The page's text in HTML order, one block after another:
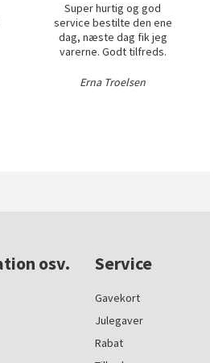
Super hurtig og god
service bestilte den ene
dag, næste dag fik jeg
varerne. Godt tilfreds.
Erna Troelsen
osv. Service
Gavekort
Julegaver
Rabat